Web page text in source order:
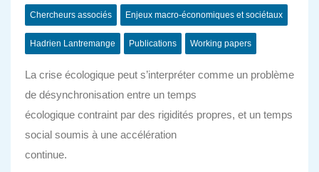
Chercheurs associés Enjeux macro-économiques et sociétaux
Hadrien Lantremange Publications Working papers
La crise écologique peut s’interpréter comme un problème
de désynchronisation entre un temps
écologique contraint par des rigidités propres, et un temps
social soumis à une accélération
continue.